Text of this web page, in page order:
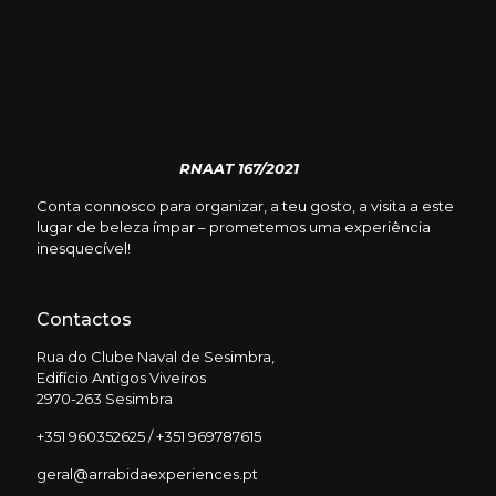
RNAAT 167/2021
Conta connosco para organizar, a teu gosto, a visita a este
lugar de beleza ímpar – prometemos uma experiência
inesquecível!
Contactos
Rua do Clube Naval de Sesimbra,
Edifício Antigos Viveiros
2970-263 Sesimbra
+351 960352625 / +351 969787615
geral@arrabidaexperiences.pt